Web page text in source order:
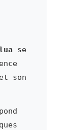
se
son